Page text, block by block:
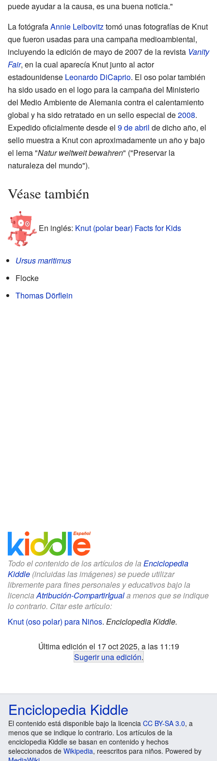
puede ayudar a la causa, es una buena noticia."
La fotógrafaAnnie Leibovitztomó unas fotografías de Knut
que fueron usadas para una campaña medioambiental,
incluyendo la edición de mayo de 2007 de la revista Vanity
Fair, en la cual aparecía Knut junto al actor
estadounidense Leonardo DiCaprio. El oso polar también
ha sido usado en el logo para la campaña del Ministerio
del Medio Ambiente de Alemania contra el calentamiento
global y ha sido retratado en un sello especial de2008.
Expedido oficialmente desde el 9 de abril de dicho año, el
sello muestra a Knut con aproximadamente un año y bajo
el lema "Natur weltweit bewahren" ("Preservar la
naturaleza del mundo").
Véase también
En inglés: Knut (polar bear) Facts for Kids
Ursus maritimus
Flocke
Thomas Dörflein
Todo el contenido de los artículos de la Enciclopedia
Kiddle (incluidas las imágenes) se puede utilizar
libremente para fines personales y educativos bajo la
licenciaAtribución-CompartirIguala menos que se indique
lo contrario. Citar este artículo:
Knut (oso polar) para Niños. Enciclopedia Kiddle.
Última edición el 17 oct 2025, a las 11:19
Sugerir una edición.
Enciclopedia Kiddle
El contenido está disponible bajo la licencia CC BY-SA 3.0, a
menos que se indique lo contrario. Los artículos de la
enciclopedia Kiddle se basan en contenido y hechos
seleccionados de Wikipedia, reescritos para niños. Powered by